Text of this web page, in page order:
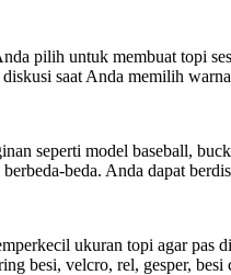
pilih untuk membuat topi
saat Anda memilih
seperti model baseball,
beda. Anda dapat
ukuran topi agar
besi, velcro, rel, gesper,